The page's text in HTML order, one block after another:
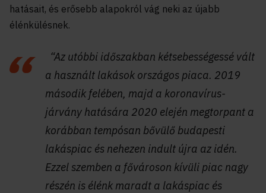
hatásait, és erősebb alapokról vág neki az újabb
élénkülésnek.
“Az utóbbi időszakban kétsebességessé vált
a használt lakások országos piaca. 2019
második felében, majd a koronavírus-
járvány hatására 2020 elején megtorpant a
korábban tempósan bővülő budapesti
lakáspiac és nehezen indult újra az idén.
Ezzel szemben a fővároson kívüli piac nagy
részén is élénk maradt a lakáspiac és